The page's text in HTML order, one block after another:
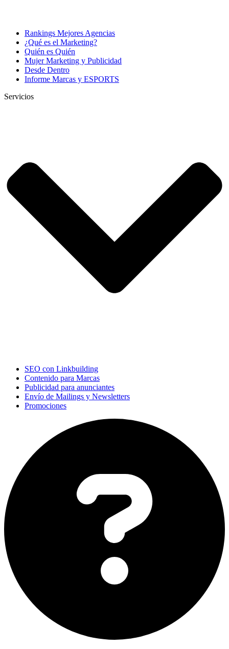
Rankings Mejores Agencias
¿Qué es el Marketing?
Quién es Quién
Mujer Marketing y Publicidad
Desde Dentro
Informe Marcas y ESPORTS
Servicios
SEO con Linkbuilding
Contenido para Marcas
Publicidad para anunciantes
Envío de Mailings y Newsletters
Promociones